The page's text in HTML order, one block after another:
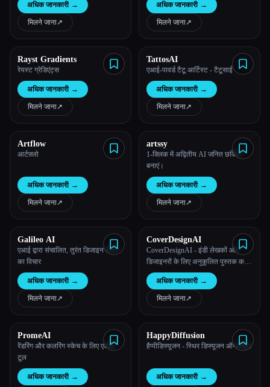
अधिक जानकारी →
मिलने जाना↗︎
अधिक जानकारी →
मिलने जाना↗︎
Rayst Gradients
रेयस्ट ग्रेडिएंट्स
अधिक जानकारी →
मिलने जाना↗︎
TattosAI
एआई-पावर्ड टैटू आर्टिस्ट - टैटूसाई
अधिक जानकारी →
मिलने जाना↗︎
Artflow
आर्टफ़्लो
अधिक जानकारी →
मिलने जाना↗︎
artssy
1-क्लिक में अद्वितीय AI जनित छवियां
बनाएं।
अधिक जानकारी →
मिलने जाना↗︎
Galileo AI
एआई द्वारा संचालित, तुरंत डिजाइन करने
का विचार
अधिक जानकारी →
मिलने जाना↗︎
CoverDesignAI
CoverDesignAI - इंडी लेखकों और
डिजाइनरों के लिए अनुकूलित पुस्तक कवर
विचार/संकेत/छवियां/मॉकअप बनाने के लिए
एक उपकरण
अधिक जानकारी →
मिलने जाना↗︎
PromeAI
रेंडरिंग और कलरिंग स्केच के लिए एआई
टूल
अधिक जानकारी →
HappyDiffusion
हैप्पीडिफ्यूजन - स्थिर डिफ्यूजन ऑनलाइन
अधिक जानकारी →